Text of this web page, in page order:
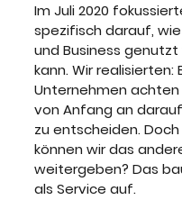
Im Juli 2020
spezifisch darauf,
und Business
kann. Wir realisierten:
Unternehmen achten
von Anfang an
zu entscheiden.
können wir das
weitergeben? Das
als Service auf.